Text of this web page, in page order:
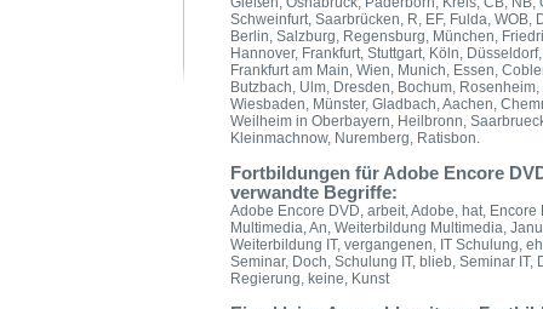
Schweinfurt, Saarbrücken, R, EF, Fulda,
Berlin, Salzburg, Regensburg, München,
Hannover, Frankfurt, Stuttgart, Köln,
Frankfurt am Main, Wien, Munich, Essen,
Butzbach, Ulm, Dresden, Bochum,
Wiesbaden, Münster, Gladbach, Aachen,
Weilheim in Oberbayern, Heilbronn,
Kleinmachnow, Nuremberg, Ratisbon.
Fortbildungen für Adobe Encore
verwandte Begriffe:
Adobe Encore DVD, arbeit, Adobe, hat,
Multimedia, An, Weiterbildung Multimedia,
Weiterbildung IT, vergangenen, IT Schulung,
Seminar, Doch, Schulung IT, blieb, Seminar
Regierung, keine, Kunst